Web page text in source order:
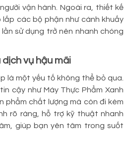
vận hành. Ngoài ra, thiết kế
các bộ phận như cánh khuấy
lần sử dụng trở nên nhanh chóng
dịch vụ hậu mãi
là một yếu tố không thể bỏ qua.
cậy như Máy Thực Phẩm Xanh
phẩm chất lượng mà còn đi kèm
rõ ràng, hỗ trợ kỹ thuật nhanh
giúp bạn yên tâm trong suốt